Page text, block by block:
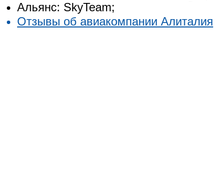
Альянс: SkyTeam;
Отзывы об авиакомпании Алиталия